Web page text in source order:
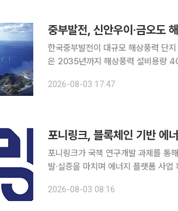
중부발전, 신안우이·금오도
한국중부발전이 대규모 해상풍력 단
은 2035년까지 해상풍력 설비용량
있다. 가장 주목받는 앵커 사업은
2026-08-03 17:47
포니링크, 블록체인 기반 에
포니링크가 국책 연구개발 과제를 통
발·실증을 마치며 에너지 플랫폼 사업 확대에 나선다. 포니링크는 기
'TESS(Total Energy Service
2026-08-03 08:16